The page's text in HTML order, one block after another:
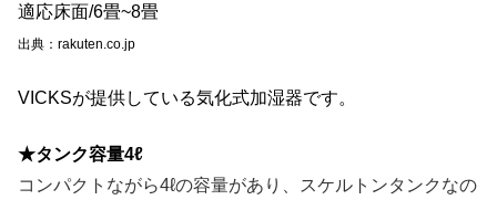
適応床面/6畳~8畳
出典：rakuten.co.jp
VICKSが提供している気化式加湿器です。
★タンク容量4ℓ
コンパクトながら4ℓの容量があり、スケルトンタンクなの